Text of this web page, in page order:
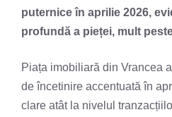
puternice în aprilie 2026,
profundă a pieței, mult
Piața imobiliară din Vrancea
de încetinire accentuată în
clare atât la nivelul